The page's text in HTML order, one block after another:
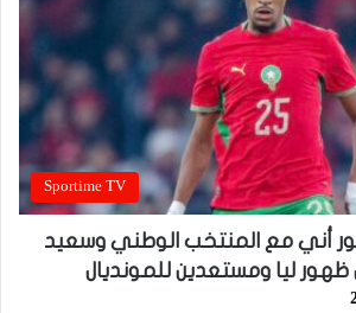
Sportime TV
أني مع المنتخب الوطني وسعيد
ظهور ليا ومستعدين للمونديال